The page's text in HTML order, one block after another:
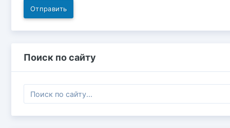
Отправить
Поиск по сайту